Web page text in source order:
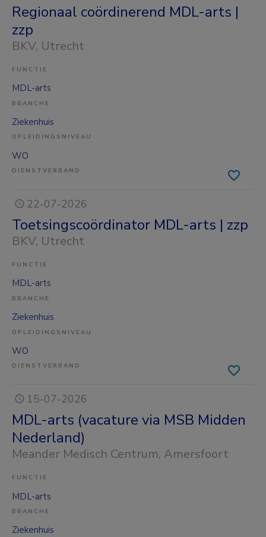
Regionaal coördinerend MDL-arts |
zzp
BKV, Utrecht
FUNCTIE
MDL-arts
BRANCHE
Ziekenhuis
OPLEIDINGSNIVEAU
WO
DIENSTVERBAND
22-07-2026
Toetsingscoördinator MDL-arts | zzp
BKV, Utrecht
FUNCTIE
MDL-arts
BRANCHE
Ziekenhuis
OPLEIDINGSNIVEAU
WO
DIENSTVERBAND
15-07-2026
MDL-arts (vacature via MSB Midden
Nederland)
Meander Medisch Centrum, Amersfoort
FUNCTIE
MDL-arts
BRANCHE
Ziekenhuis